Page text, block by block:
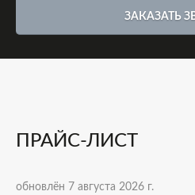
ЗАКАЗАТЬ
ПРАЙС-ЛИСТ
обновлён 7 августа 2026 г.